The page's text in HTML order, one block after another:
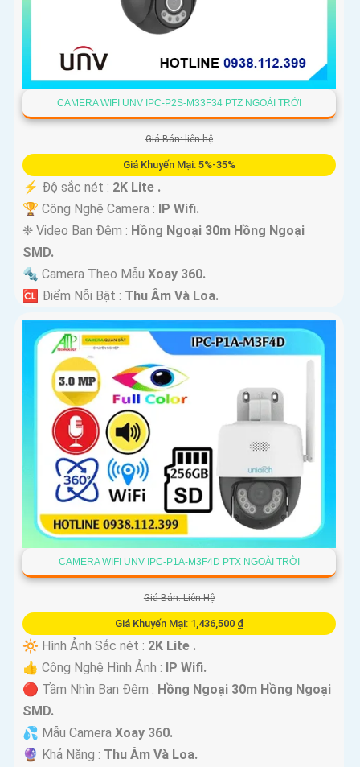
CAMERA WIFI UNV IPC-P2S-M33F34 PTZ NGOÀI TRỜI
Giá Bán: liên hệ
Giá Khuyến Mại: 5%-35%
️⚡ Độ sắc nét : 2K Lite .
🏆 Công Nghệ Camera : IP Wifi.
❈ Video Ban Đêm : Hồng Ngoại 30m Hồng Ngoại
SMD.
🔩 Camera Theo Mẫu Xoay 360.
️🆑 Điểm Nỗi Bật : Thu Âm Và Loa.
CAMERA WIFI UNV IPC-P1A-M3F4D PTX NGOÀI TRỜI
Giá Bán: Liên Hệ
Giá Khuyến Mại: 1,436,500 ₫
🔆 Hình Ảnh Sắc nét : 2K Lite .
👍 Công Nghệ Hình Ảnh : IP Wifi.
🔴 Tầm Nhìn Ban Đêm : Hồng Ngoại 30m Hồng Ngoại
SMD.
💦 Mẫu Camera Xoay 360.
️🔮 Khả Năng : Thu Âm Và Loa.